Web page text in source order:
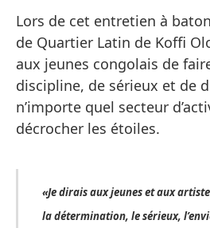
Lors de cet entretien à
de Quartier Latin de Koffi
aux jeunes congolais de
discipline, de sérieux et de
n’importe quel secteur
décrocher les étoiles.
«Je dirais aux jeunes et aux
la détermination, le sérieux,